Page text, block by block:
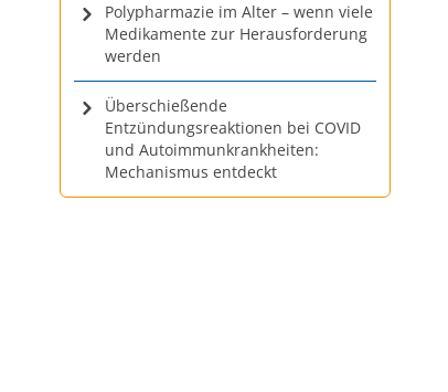
Polypharmazie im Alter – wenn viele
Medikamente zur Herausforderung
werden
Überschießende
Entzündungsreaktionen bei COVID
und Autoimmunkrankheiten:
Mechanismus entdeckt